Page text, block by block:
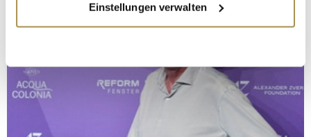
Informationen über Ihre geografische Lage
erfassen, welche bis auf einige Meter genau sein
bestimmten Merkmalen (Fingerprinting) identifizieren
Erfahren Sie mehr darüber, wie Ihre persönlichen Daten
verarbeitet werden, und legen Sie Ihre Präferenzen im
Abschnitt Einzelheiten
Einstellungen verwalten